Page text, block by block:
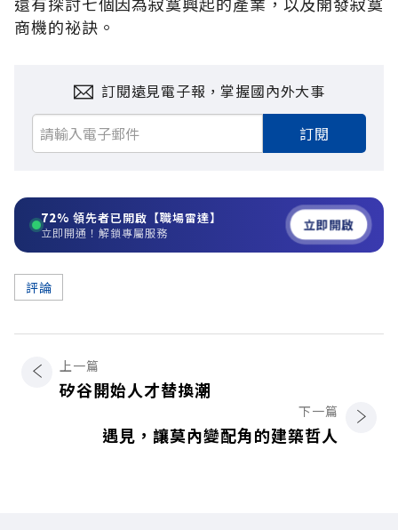
商機的祕訣。
訂閱遠見電子報，掌握國內外大事
訂閱
72% 領先者已開啟【職場雷達】
立即開通！解鎖專屬服務 立即開啟
評論
上一篇
矽谷開始人才替換潮
下一篇
遇見，讓莫內變配角的建築哲人